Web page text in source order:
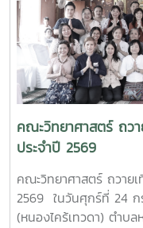
มหาวิทยาลัยแม่โจ้ มาใ
กับการควบคุมแขนกลหุ่
อุตสาหกรรม ตลอดจนกา
นักศึกษาได้เรียนรู้จาก
รู้ไปประยุกต์ใช้ในการเ
โครงการดังกล่าวมีวัต
เทคโนโลยีและระบบอัตโ
กับความต้องการของภา
ศักยภาพผู้เรียนให้มีควา
4.0MTP : "ผู้นำการผลิ
ทางสมรรรถนะสูง" 32
https://
คณะวิทยาศาสตร์ ถว
ประจำปี 2569
คณะวิทยาศาสตร์ ถวาย
2569 ในวันศุกร์ที่ 24
(หนองไคร้เทวดา) ตำบ